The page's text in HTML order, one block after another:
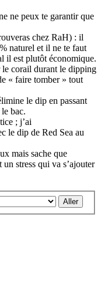
ne peux te garantir que
chez RaH) : il
naturel et il ne te faut
il est plutôt économique.
le corail durant le dipping
« faire tomber » tout
le dip en passant
bac.
; j’ai
le dip de Red Sea au
mais sache que
stress qui va s’ajouter